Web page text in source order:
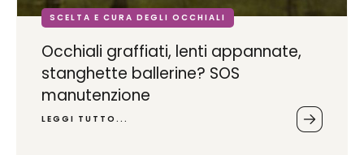
SCELTA E CURA DEGLI OCCHIALI
Occhiali graffiati, lenti appannate,
stanghette ballerine? SOS
manutenzione
LEGGI TUTTO...